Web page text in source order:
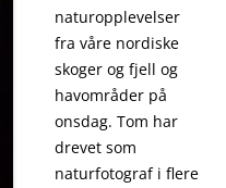
naturopplevelser
fra våre nordiske
skoger og fjell og
havområder på
onsdag. Tom har
drevet som
naturfotograf i flere